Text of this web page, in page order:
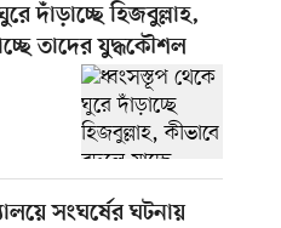
দাঁড়াচ্ছে হিজবুল্লাহ,
তাদের যুদ্ধকৌশল
সংঘর্ষের ঘটনায়